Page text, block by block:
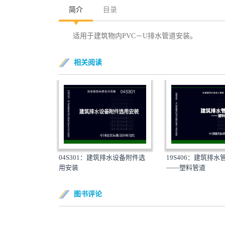
简介 目录
适用于建筑物内PVC－U排水管道安装。
相关阅读
04S301：建筑排水设备附件选
用安装
19S406：建筑排水
——塑料管道
图书评论